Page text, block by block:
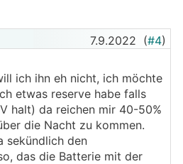
7.9.2022 (#4)
ich ihn eh nicht, ich möchte
etwas reserve habe falls
halt) da reichen mir 40-50%
die Nacht zu kommen.
sekündlich den
das die Batterie mit der